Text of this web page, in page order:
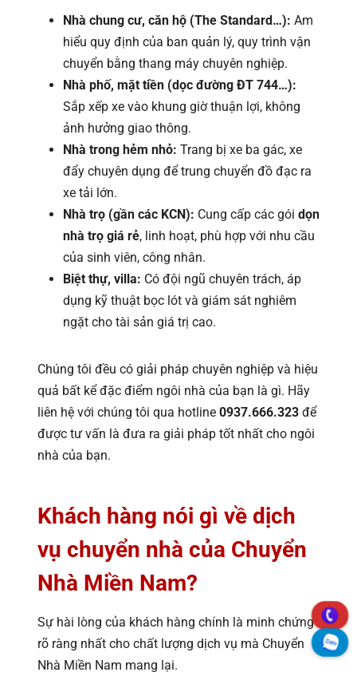
Nhà chung cư, căn hộ (The Standard…): Am
hiểu quy định của ban quản lý, quy trình vận
chuyển bằng thang máy chuyên nghiệp.
Nhà phố, mặt tiền (dọc đường ĐT 744…):
Sắp xếp xe vào khung giờ thuận lợi, không
ảnh hưởng giao thông.
Nhà trong hẻm nhỏ: Trang bị xe ba gác, xe
đẩy chuyên dụng để trung chuyển đồ đạc ra
xe tải lớn.
Nhà trọ (gần các KCN): Cung cấp các gói dọn
nhà trọ giá rẻ, linh hoạt, phù hợp với nhu cầu
của sinh viên, công nhân.
Biệt thự, villa: Có đội ngũ chuyên trách, áp
dụng kỹ thuật bọc lót và giám sát nghiêm
ngặt cho tài sản giá trị cao.
Chúng tôi đều có giải pháp chuyên nghiệp và hiệu
quả bất kể đặc điểm ngôi nhà của bạn là gì. Hãy
liên hệ với chúng tôi qua hotline 0937.666.323 để
được tư vấn là đưa ra giải pháp tốt nhất cho ngôi
nhà của bạn.
Khách hàng nói gì về dịch
vụ chuyển nhà của Chuyển
Nhà Miền Nam?
Sự hài lòng của khách hàng chính là minh chứng
rõ ràng nhất cho chất lượng dịch vụ mà Chuyển
Nhà Miền Nam mang lại.